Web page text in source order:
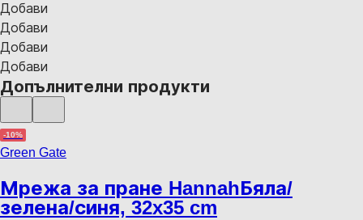
Добави
Добави
Добави
Добави
Допълнителни продукти
-10%
Green Gate
Мрежа за пране HannahБяла/
зелена/синя, 32x35 cm